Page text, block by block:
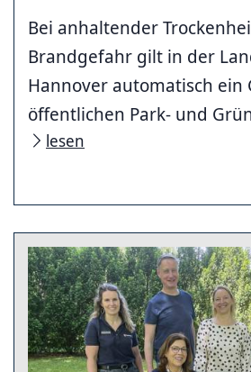
Bei anhaltender
Brandgefahr gilt in der
Hannover automatisch ein
öffentlichen Park- und
lesen